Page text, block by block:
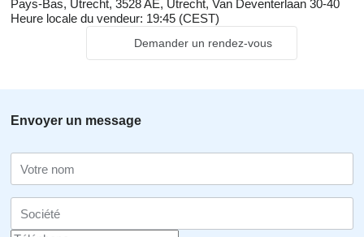
Pays-Bas, Utrecht, 3528 AE, Utrecht, Van Deventerlaan 30-40
Heure locale du vendeur: 19:45 (CEST)
Demander un rendez-vous
Envoyer un message